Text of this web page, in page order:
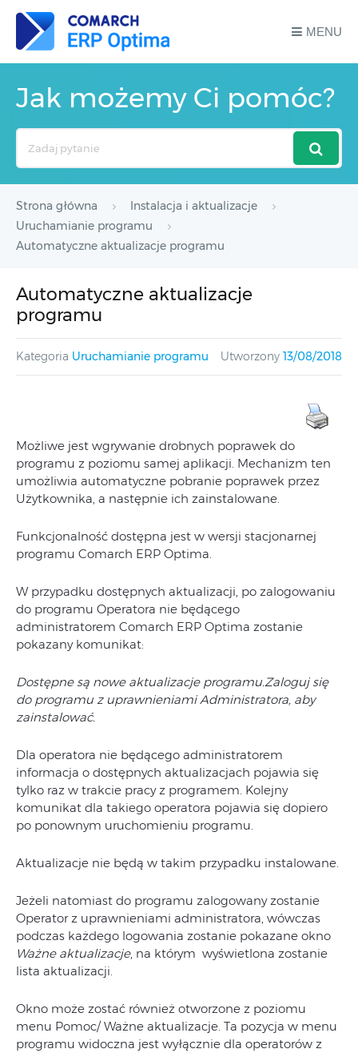
MENU
Jak możemy Ci pomóc?
Strona główna
Instalacja i aktualizacje
Uruchamianie programu
Automatyczne aktualizacje programu
Automatyczne aktualizacje
programu
Kategoria Uruchamianie programu Utworzony 13/08/2018
Możliwe jest wgrywanie drobnych poprawek do
programu z poziomu samej aplikacji. Mechanizm ten
umożliwia automatyczne pobranie poprawek przez
Użytkownika, a następnie ich zainstalowane.
Funkcjonalność dostępna jest w wersji stacjonarnej
programu Comarch ERP Optima.
W przypadku dostępnych aktualizacji, po zalogowaniu
do programu Operatora nie będącego
administratorem Comarch ERP Optima zostanie
pokazany komunikat:
Dostępne są nowe aktualizacje programu.Zaloguj się
do programu z uprawnieniami Administratora, aby
zainstalować.
Dla operatora nie będącego administratorem
informacja o dostępnych aktualizacjach pojawia się
tylko raz w trakcie pracy z programem. Kolejny
komunikat dla takiego operatora pojawia się dopiero
po ponownym uruchomieniu programu.
Aktualizacje nie będą w takim przypadku instalowane.
Jeżeli natomiast do programu zalogowany zostanie
Operator z uprawnieniami administratora, wówczas
podczas każdego logowania zostanie pokazane okno
Ważne aktualizacje, na którym wyświetlona zostanie
lista aktualizacji.
Okno może zostać również otworzone z poziomu
menu Pomoc/ Ważne aktualizacje. Ta pozycja w menu
programu widoczna jest wyłącznie dla operatorów z